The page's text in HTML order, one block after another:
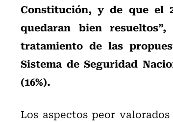
Constitución, y de que el
quedaran bien
tratamiento de las
Sistema de Seguridad
(16%).
Los aspectos peor